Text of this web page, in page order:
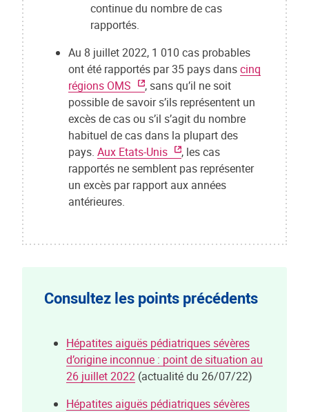
continue du nombre de cas
rapportés.
Au 8 juillet 2022, 1 010 cas probables
ont été rapportés par 35 pays danscinq
régions OMS
, sans qu’il ne soit
possible de savoir s’ils représentent un
excès de cas ou s’il s’agit du nombre
habituel de cas dans la plupart des
pays. Aux Etats-Unis
, les cas
rapportés ne semblent pas représenter
un excès par rapport aux années
antérieures.
Consultez les points précédents
Hépatites aiguës pédiatriques sévères
d’origine inconnue : point de situation au
26 juillet 2022 (actualité du 26/07/22)
Hépatites aiguës pédiatriques sévères